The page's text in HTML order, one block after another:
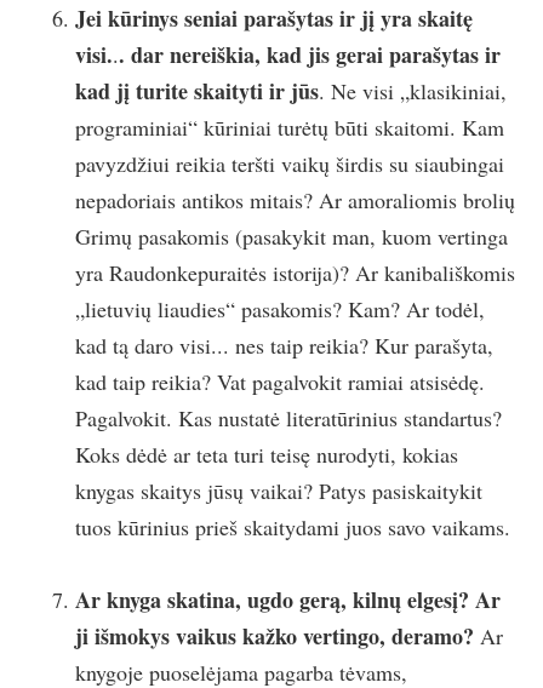
Jei kūrinys seniai parašytas ir jį yra skaitę
visi... dar nereiškia, kad jis gerai parašytas ir
kad jį turite skaityti ir jūs. Ne visi „klasikiniai,
programiniai“ kūriniai turėtų būti skaitomi. Kam
pavyzdžiui reikia teršti vaikų širdis su siaubingai
nepadoriais antikos mitais? Ar amoraliomis brolių
Grimų pasakomis (pasakykit man, kuom vertinga
yra Raudonkepuraitės istorija)? Ar kanibališkomis
„lietuvių liaudies“ pasakomis? Kam? Ar todėl,
kad tą daro visi... nes taip reikia? Kur parašyta,
kad taip reikia? Vat pagalvokit ramiai atsisėdę.
Pagalvokit. Kas nustatė literatūrinius standartus?
Koks dėdė ar teta turi teisę nurodyti, kokias
knygas skaitys jūsų vaikai? Patys pasiskaitykit
tuos kūrinius prieš skaitydami juos savo vaikams.
Ar knyga skatina, ugdo gerą, kilnų elgesį? Ar
ji išmokys vaikus kažko vertingo, deramo?Ar
knygoje puoselėjama pagarba tėvams,